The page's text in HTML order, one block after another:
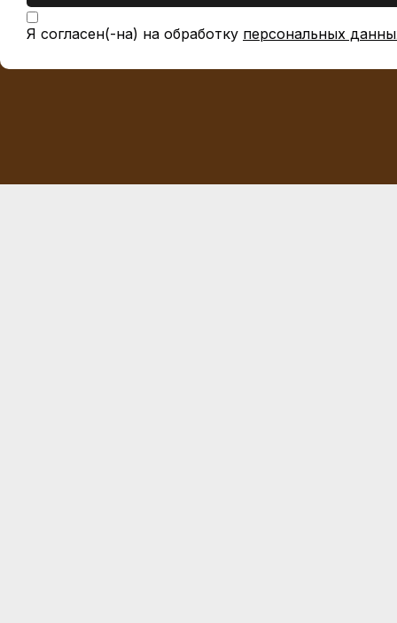
Я согласен(-на) на обработку персональных